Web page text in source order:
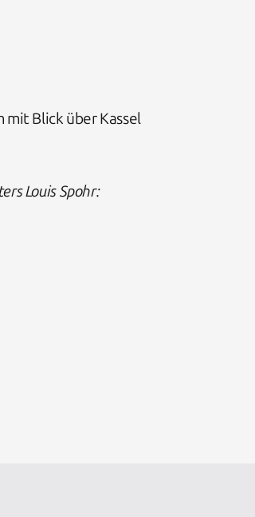
mit Blick über Kassel
Louis Spohr: